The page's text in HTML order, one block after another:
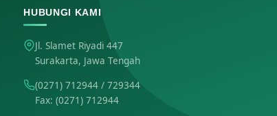
HUBUNGI KAMI
Jl. Slamet Riyadi 447
Surakarta, Jawa Tengah
(0271) 712944 / 729344
Fax: (0271) 712944